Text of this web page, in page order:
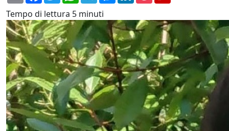
Tempo di lettura 5 minuti